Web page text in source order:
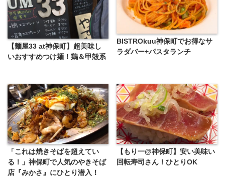
【麺屋33 at神保町】超美味し
いおすすめつけ麺！鶏＆甲殻系
BISTROkuu神保町でお得なサ
ラダバー+パスタランチ
「これは焼きそばを超えてい
る！」神保町で人気のやきそば
店『みかさ』にひとり潜入！
【もり一@神保町】安い美味い
回転寿司さん！ひとりOK